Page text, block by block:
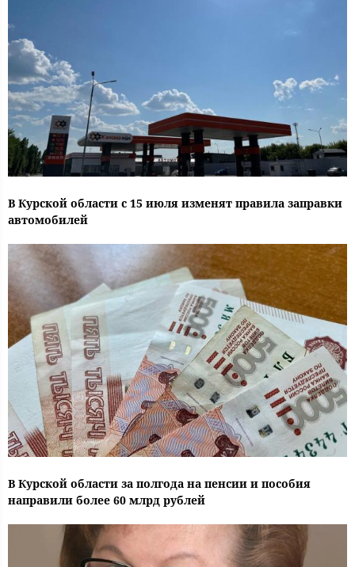
В Курской области с 15 июля изменят правила заправки
автомобилей
В Курской области за полгода на пенсии и пособия
направили более 60 млрд рублей